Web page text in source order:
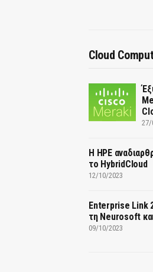
Cloud
27/
H HPE
το HybridCloud
12/10/2023
Enterprise Link
τη Neurosoft
09/10/2023